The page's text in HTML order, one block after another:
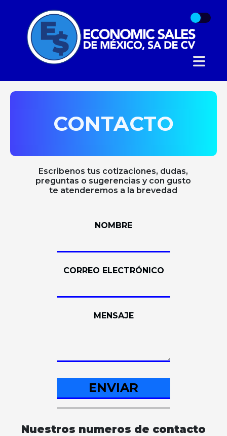
CONTACTO
Escribenos tus cotizaciones, dudas,
preguntas o sugerencias y con gusto
te atenderemos a la brevedad
NOMBRE
CORREO ELECTRÓNICO
MENSAJE
Nuestros numeros de contacto